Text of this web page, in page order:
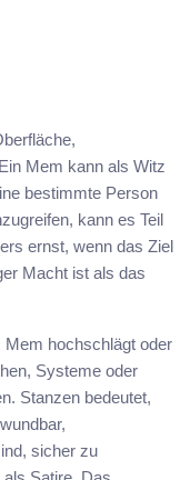
Mem kann als Witz
bestimmte Person
kann es Teil
ernst, wenn das Ziel
Macht ist als das
Mem hochschlägt oder
Systeme oder
Stanzen bedeutet,
sicher zu